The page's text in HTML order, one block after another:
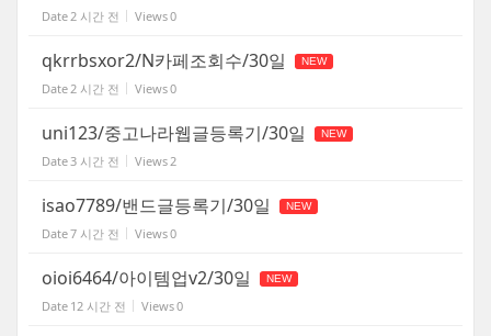
Date 2 시간 전 Views0
qkrrbsxor2/N카페조회수/30일 NEW
Date 2 시간 전 Views0
uni123/중고나라웹글등록기/30일 NEW
Date 3 시간 전 Views 2
isao7789/밴드글등록기/30일 NEW
Date7 시간 전 Views0
oioi6464/아이템업v2/30일 NEW
Date 12 시간 전 Views0